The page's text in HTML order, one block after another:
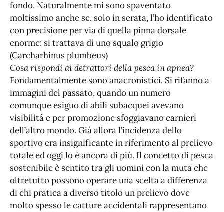
fondo. Naturalmente mi sono spaventato
moltissimo anche se, solo in serata, l’ho identificato
con precisione per via di quella pinna dorsale
enorme: si trattava di uno squalo grigio
(Carcharhinus plumbeus)
Cosa rispondi ai detrattori della pesca in apnea?
Fondamentalmente sono anacronistici. Si rifanno a
immagini del passato, quando un numero
comunque esiguo di abili subacquei avevano
visibilità e per promozione sfoggiavano carnieri
dell’altro mondo. Già allora l’incidenza dello
sportivo era insignificante in riferimento al prelievo
totale ed oggi lo è ancora di più. Il concetto di pesca
sostenibile è sentito tra gli uomini con la muta che
oltretutto possono operare una scelta a differenza
di chi pratica a diverso titolo un prelievo dove
molto spesso le catture accidentali rappresentano